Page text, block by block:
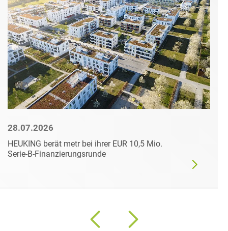
28.07.2026
HEUKING berät metr bei ihrer EUR 10,5 Mio.
Serie-B-Finanzierungsrunde